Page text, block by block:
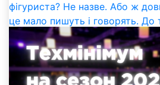
фігуриста? Не назве. Або ж
це мало пишуть і говорять. До
вторгнення РФ в Україну
постраждало, а спортсмени
щоб цей вид спорту
країни.